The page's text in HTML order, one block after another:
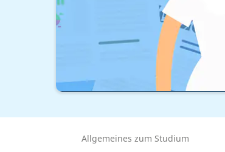
Allgemeines zum Studium